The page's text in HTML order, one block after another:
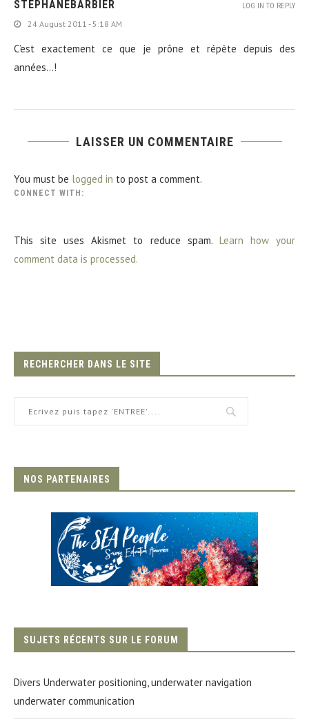
STEPHANEBARBIER
24 August 2011 - 5:18 AM
C’est exactement ce que je prône et répète depuis des
années…!
LOG IN TO REPLY
LAISSER UN COMMENTAIRE
You must be logged in to post a comment.
CONNECT WITH:
This site uses Akismet to reduce spam. Learn how your
comment data is processed.
RECHERCHER DANS LE SITE
NOS PARTENAIRES
SUJETS RÉCENTS SUR LE FORUM
Divers Underwater positioning, underwater navigation
underwater communication